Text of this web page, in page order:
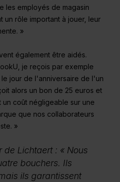
les employés de magasin
un rôle important à jouer, leur
»
également être aidés.
je reçois par exemple
jour de l'anniversaire de l'un
alors un bon de 25 euros et
coût négligeable sur une
que nos collaborateurs
»
de Lichtaert : « Nous
bouchers. Ils
ils garantissent